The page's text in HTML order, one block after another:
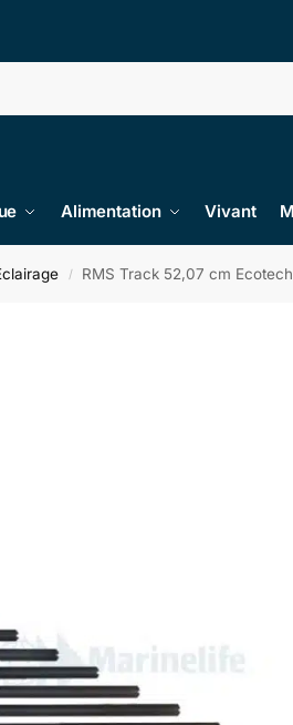
Alimentation Vivant
/ RMS Track 52,07 cm